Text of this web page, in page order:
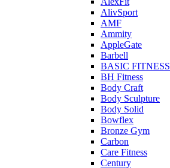
AlivSport
AMF
Ammity
AppleGate
Barbell
BASIC FITNESS
BH Fitness
Body Craft
Body Sculpture
Body Solid
Bowflex
Bronze Gym
Carbon
Care Fitness
Century